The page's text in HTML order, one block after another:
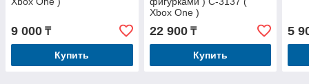
9 000 ₸
Купить
Xbox One )
22 900₸
Купить
5